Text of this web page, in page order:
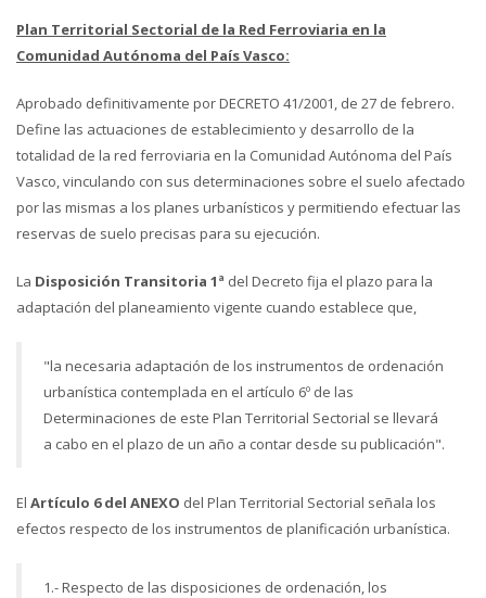
Plan Territorial Sectorial de la Red Ferroviaria en la
Comunidad Autónoma del País Vasco:
Aprobado definitivamente por DECRETO 41/2001, de 27 de febrero.
Define las actuaciones de establecimiento y desarrollo de la
totalidad de la red ferroviaria en la Comunidad Autónoma del País
Vasco, vinculando con sus determinaciones sobre el suelo afectado
por las mismas a los planes urbanísticos y permitiendo efectuar las
reservas de suelo precisas para su ejecución.
La Disposición Transitoria 1ª del Decreto fija el plazo para la
adaptación del planeamiento vigente cuando establece que,
"la necesaria adaptación de los instrumentos de ordenación
urbanística contemplada en el artículo 6º de las
Determinaciones de este Plan Territorial Sectorial se llevará
a cabo en el plazo de un año a contar desde su publicación".
El Artículo 6 del ANEXO del Plan Territorial Sectorial señala los
efectos respecto de los instrumentos de planificación urbanística.
1.- Respecto de las disposiciones de ordenación, los